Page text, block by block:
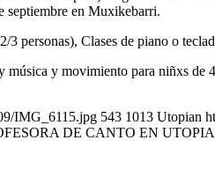
septiembre en Muxikebarri.
3 personas), Clases de piano o
y movimiento para niñxs de
IMG_6115.jpg 543 1013 Utopian
DE CANTO EN